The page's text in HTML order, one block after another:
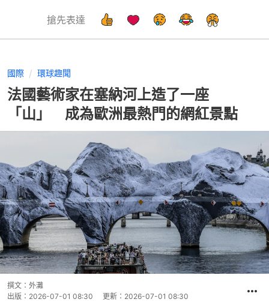
搶先表達
國際 環球趣聞
法國藝術家在塞納河上造了一座
「山」 成為歐洲最熱門的網紅景點
撰文： 外灘
出版： 2026-07-01 08:30 更新： 2026-07-01 08:30